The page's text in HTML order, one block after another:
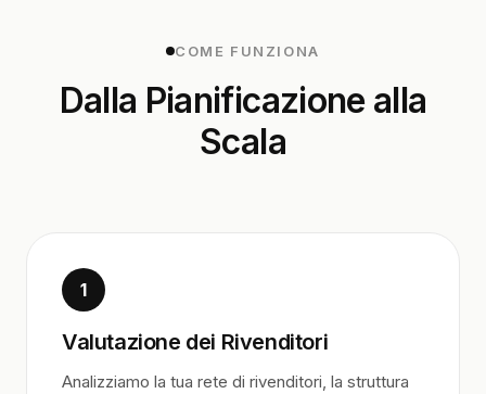
COME FUNZIONA
Dalla Pianificazione alla
Scala
1
Valutazione dei Rivenditori
Analizziamo la tua rete di rivenditori, la struttura